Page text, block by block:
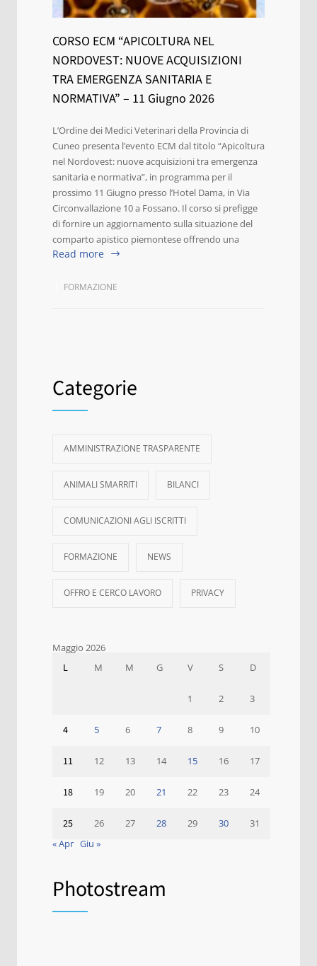
CORSO ECM “APICOLTURA NEL
NORDOVEST: NUOVE ACQUISIZIONI
TRA EMERGENZA SANITARIA E
NORMATIVA” – 11 Giugno 2026
L’Ordine dei Medici Veterinari della Provincia di
Cuneo presenta l’evento ECM dal titolo “Apicoltura
nel Nordovest: nuove acquisizioni tra emergenza
sanitaria e normativa”, in programma per il
prossimo 11 Giugno presso l’Hotel Dama, in Via
Circonvallazione 10 a Fossano. Il corso si prefigge
di fornire un aggiornamento sulla situazione del
comparto apistico piemontese offrendo una
Read more
FORMAZIONE
Categorie
AMMINISTRAZIONE TRASPARENTE
ANIMALI SMARRITI BILANCI
COMUNICAZIONI AGLI ISCRITTI
FORMAZIONE NEWS
OFFRO E CERCO LAVORO PRIVACY
Maggio 2026
L M M G V S D
1 2 3
4 5 6 7 8 9 10
11 12 13 14 15 16 17
18 19 20 21 22 23 24
25 26 27 28 29 30
31
« Apr Giu »
Photostream